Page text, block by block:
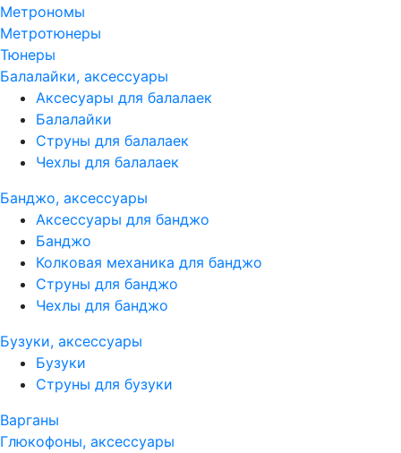
Метрономы
Метротюнеры
Тюнеры
Балалайки, аксессуары
Аксесуары для балалаек
Балалайки
Струны для балалаек
Чехлы для балалаек
Банджо, аксессуары
Аксессуары для банджо
Банджо
Колковая механика для банджо
Струны для банджо
Чехлы для банджо
Бузуки, аксессуары
Бузуки
Струны для бузуки
Варганы
Глюкофоны, аксессуары